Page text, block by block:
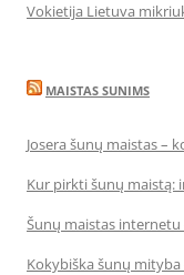
Vokietija Lietuva
MAISTAS SUNIMS
Josera šunų maistas –
Kur pirkti šunų maistą:
Šunų maistas
Kokybiška šunų